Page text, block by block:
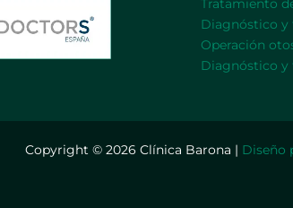
Tratamiento
Diagnóstico y
Operación
Diagnóstico
Copyright © 2026 Clínica Barona | Diseño